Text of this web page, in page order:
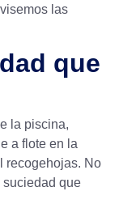
las
que
la piscina,
a flote en la
recogehojas. No
que